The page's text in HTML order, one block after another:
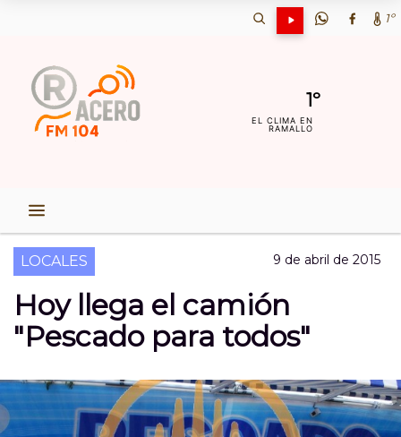
1º
1º
EL CLIMA EN
RAMALLO
LOCALES 9 de abril de 2015
Hoy llega el camión
"Pescado para todos"